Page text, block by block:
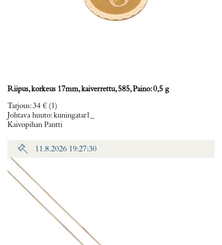
Riipus, korkeus 17mm, kaiverrettu, 585, Paino: 0,5 g
Tarjous:34 € (1)
Johtava huuto:kuningatar1_
Kaivopihan Pantti
11.8.2026 19:27:30